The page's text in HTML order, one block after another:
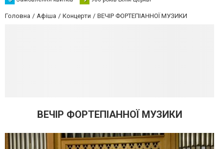
Головна Афіша Концерти ВЕЧІР ФОРТЕПІАННОЇ МУЗИКИ
ВЕЧІР ФОРТЕПІАННОЇ МУЗИКИ